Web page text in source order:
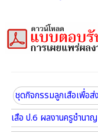
ชุดกิจกรรมลูกเสือเพื่อส่
เสือ ป.6 ผลงานครูชำนา